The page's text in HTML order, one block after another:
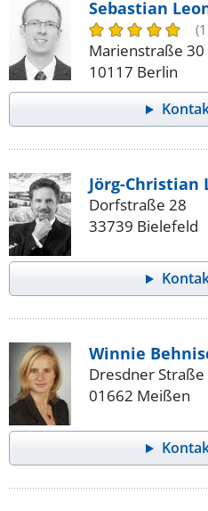
Sebastian
Marienstraße 30
10117 Berlin
Jörg-Christian
Dorfstraße 28
33739 Bielefeld
Winnie
Dresdner Straße
01662 Meißen